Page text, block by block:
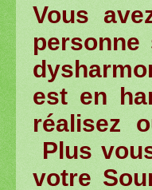
Vous
personne
est en
réalisez
Plus
votre